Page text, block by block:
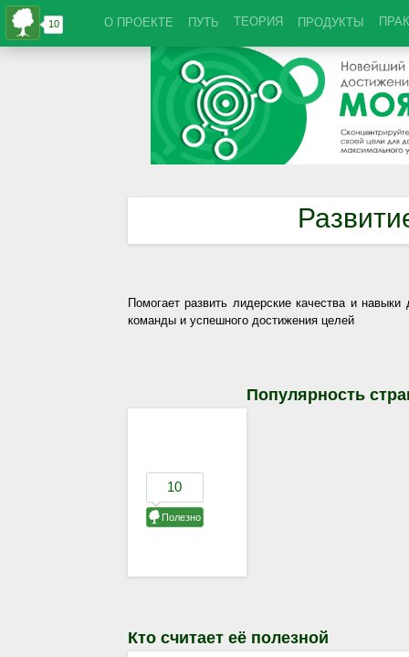
О ПРОЕКТЕ ПУТЬ ТЕОРИЯ ПРОДУКТЫ
Помогает развить лидерские качества и
команды и успешного достижения целей
Популярность
Кто считает её полезной